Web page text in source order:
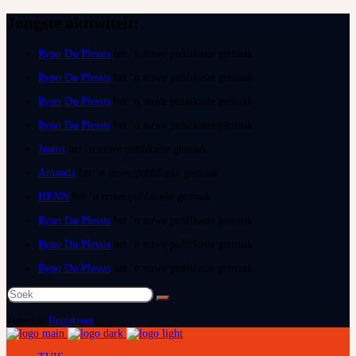
Ryno Du Plessis
Ryno Du Plessis
Ryno Du Plessis
Ryno Du Plessis
Juanri
Amanda
HENN
Ryno Du Plessis
Ryno Du Plessis
Ryno Du Plessis
Soek
na:
Registreer